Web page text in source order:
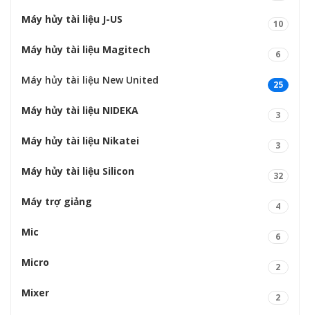
Máy hủy tài liệu J-US 10
Máy hủy tài liệu Magitech 6
Máy hủy tài liệu New United 25
Máy hủy tài liệu NIDEKA 3
Máy hủy tài liệu Nikatei 3
Máy hủy tài liệu Silicon 32
Máy trợ giảng 4
Mic 6
Micro 2
Mixer 2